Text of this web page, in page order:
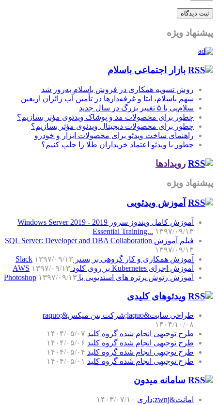
پیشنهاد ویژه
بازار اجتماعی باسلام
روش تسویه همکاری در فروش باسلام به‌روز شد
سهم باسلام، ایتا و غرفه‌دارها در تأمین آب زائران اربعین
سلام‌پی با ۵ تغییر بزرگ در سال جدید
چطور برای محصولات مد و پوشاک ویدئوی مؤثر بسازیم؟
چطور برای محصولات دیجیتال ویدئوی مؤثر بسازیم؟
راهنمای ساخت ویدئو برای محصولات ابزار و خودرو
چطور با ویدئو اعتماد خریداران طلا را جلب کنیم؟
رویدادها
پیشنهاد ویژه
آموزش‌ ویدئویی
آموزش کامل ویندوز سرور 2019 - Windows Server 2019
Essential Training... ۱۳۹۷/۰۹/۱۳
فیلم آموزش SQL Server: Developer and DBA Collaboration
۱۳۹۷/۰۹/۱۳
آموزش همکاری و کار گروهی بر بستر Slack ۱۳۹۷/۰۹/۱۳
آموزش اجرای Kubernetes بر روی کلود AWS
۱۳۹۷/۰۹/۱۳
آموزش رتوش پرتره های استدیویی با Photoshop ۱۳۹۷/۰۹/۱۳
ویدئوهای کلیدی
طراحی سایت&laquo;شرکت بتن میکس&raquo;
۱۴۰۴/۱۰/۰۸
طرح توجیهی انجام شده گروه کلید ۱۴۰۴/۰۵/۰۷
طرح توجیهی انجام شده گروه کلید ۱۴۰۴/۰۵/۰۶
طرح توجیهی انجام شده گروه کلید ۱۴۰۴/۰۵/۰۴
طرح توجیهی انجام شده گروه کلید ۱۴۰۴/۰۵/۰۱
سامانه میدون
امانت&zwnj;داری
۱۴۰۳/۰۷/۱۰